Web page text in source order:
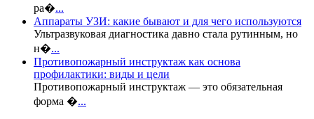
ра�...
Аппараты УЗИ: какие бывают и для чего используются
Ультразвуковая диагностика давно стала рутинным, но
н�...
Противопожарный инструктаж как основа
профилактики: виды и цели
Противопожарный инструктаж — это обязательная
форма �...